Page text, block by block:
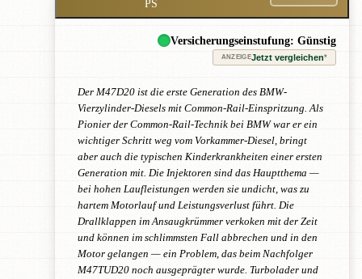
PS
Versicherungseinstufung: Günstig
ANZEIGEJetzt vergleichen*
Der M47D20 ist die erste Generation des BMW-
Vierzylinder-Diesels mit Common-Rail-Einspritzung. Als
Pionier der Common-Rail-Technik bei BMW war er ein
wichtiger Schritt weg vom Vorkammer-Diesel, bringt
aber auch die typischen Kinderkrankheiten einer ersten
Generation mit. Die Injektoren sind das Hauptthema —
bei hohen Laufleistungen werden sie undicht, was zu
hartem Motorlauf und Leistungsverlust führt. Die
Drallklappen im Ansaugkrümmer verkoken mit der Zeit
und können im schlimmsten Fall abbrechen und in den
Motor gelangen — ein Problem, das beim Nachfolger
M47TUD20 noch ausgeprägter wurde. Turbolader und